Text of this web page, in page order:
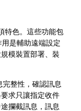
特色。這些功能包
是輔助遠端設定
模裝置部署、裝
整性，確認訊息
求只讓指定收件
攔截訊息，訊息